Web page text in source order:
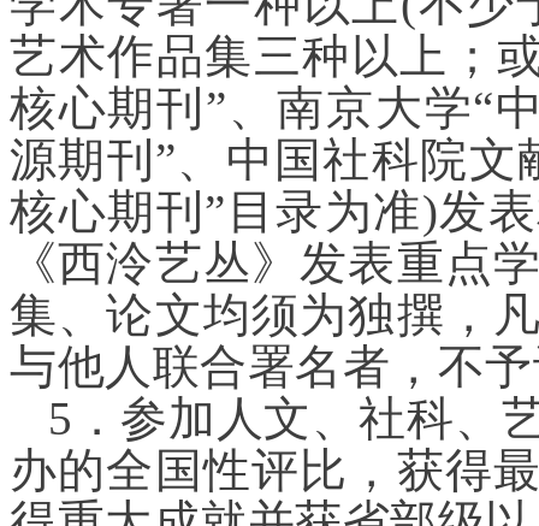
艺术作品集三种以上；
核心期刊”、南京大学“
源期刊”、中国社科院
核心期刊”目录为准)发
《西泠艺丛》发表重点
集、论文均须为独撰，
与他人联合署名者，不
5．参加人文、社科、
办的全国性评比，获得